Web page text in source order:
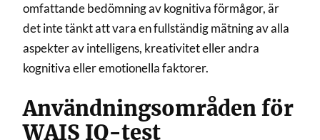
omfattande bedömning av kognitiva förmågor, är
det inte tänkt att vara en fullständig mätning av alla
aspekter av intelligens, kreativitet eller andra
kognitiva eller emotionella faktorer.
Användningsområden för
WAIS IQ-test